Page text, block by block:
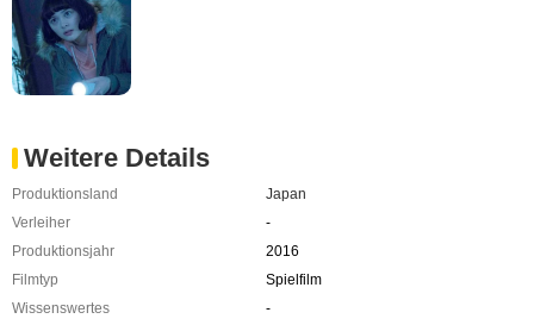
Weitere Details
Produktionsland
Japan
Verleiher
-
Produktionsjahr
2016
Filmtyp
Spielfilm
Wissenswertes
-